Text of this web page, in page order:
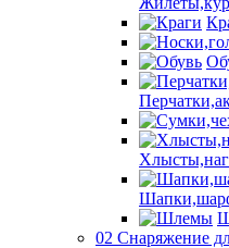
02 Снаряжение